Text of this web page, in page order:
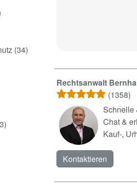
(34)
Rechtsanwalt
(1358)
Schnelle
Chat &
Kauf-,
Kontaktieren